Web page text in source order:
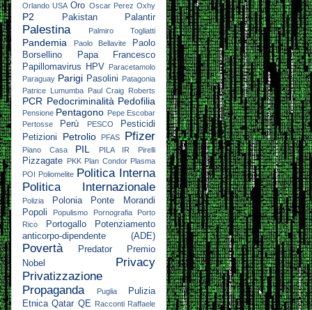
Orlando USA Oro Oscar Perez Oxhy
P2 Pakistan Palantir
Palestina Palmiro Togliatti
Pandemia Paolo Bellavite
Paolo
Borsellino
Papa Francesco
Papillomavirus HPV
Paracetamolo
Paraguay Parigi Pasolini Patagonia
Patrice Lumumba
Paul Craig Roberts
PCR Pedocriminalità Pedofilia
Pensione Pentagono Pepe Escobar
Pertosse
Perù PESCO
Pesticidi
Petizioni
Petrolio PFAS Pfizer
Piano Casa PIL PILA IR Pirelli
Pizzagate PKK Plan Condor Plasma
POI Poliomelite Politica Interna
Politica Internazionale
Polizia Polonia
Ponte Morandi
Popoli
Populismo Pornografia
Porto
Rico
Portogallo
Potenziamento
anticorpo-dipendente (ADE)
Povertà Predator
Premio
Nobel
Privacy
Privatizzazione
Propaganda
Puglia
Pulizia
Etnica Qatar QE Racconti Raffaele